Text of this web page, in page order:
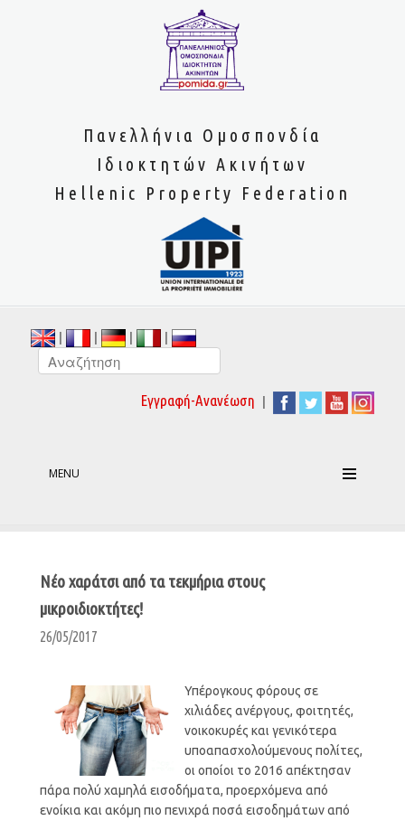
Πανελλήνια Ομοσπονδία
Ιδιοκτητών Ακινήτων
Hellenic Property Federation
| | | |
Εγγραφή-Ανανέωση |
MENU
Νέο χαράτσι από τα τεκμήρια στους
μικροιδιοκτήτες!
26/05/2017
Υπέρογκους φόρους σε
χιλιάδες ανέργους, φοιτητές,
νοικοκυρές και γενικότερα
υποαπασχολούμενους πολίτες,
οι οποίοι το 2016 απέκτησαν
πάρα πολύ χαμηλά εισοδήματα, προερχόμενα από
ενοίκια και ακόμη πιο πενιχρά ποσά εισοδημάτων από